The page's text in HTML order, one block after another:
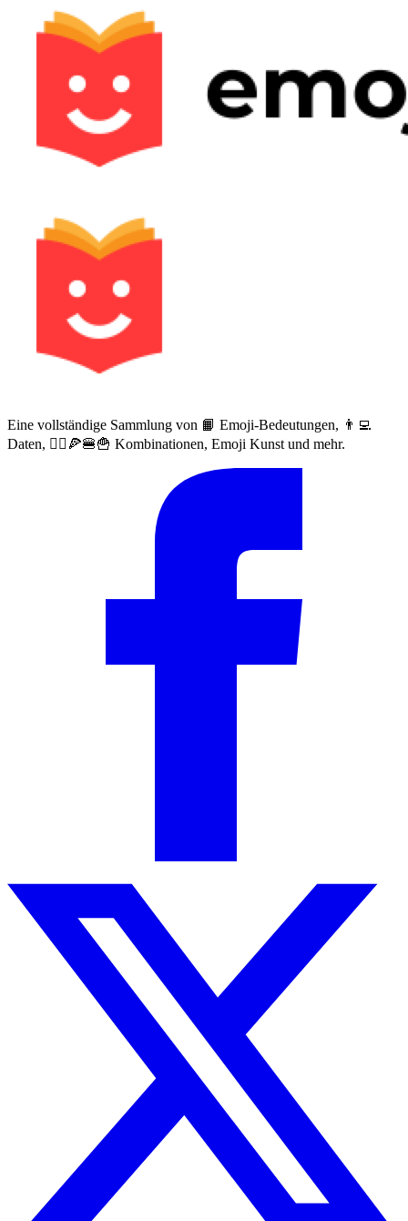
Eine vollständige Sammlung von 📙 Emoji-Bedeutungen, 👨‍💻
Daten, 🙅‍♀️🍕🍔🍟 Kombinationen, Emoji Kunst und mehr.